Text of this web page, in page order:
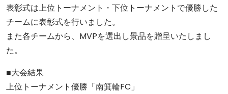
表彰式は上位トーナメント・下位トーナメントで優勝した
チームに表彰式を行いました。
また各チームから、MVPを選出し景品を贈呈いたしまし
た。
■大会結果
上位トーナメント優勝「南箕輪FC」